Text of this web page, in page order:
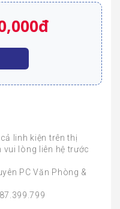
linh kiện trên thị
vui lòng liên hệ trước
PC Văn Phòng &